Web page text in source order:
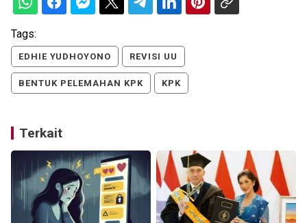
Tags:
EDHIE YUDHOYONO REVISI UU
BENTUK PELEMAHAN KPK KPK
Terkait